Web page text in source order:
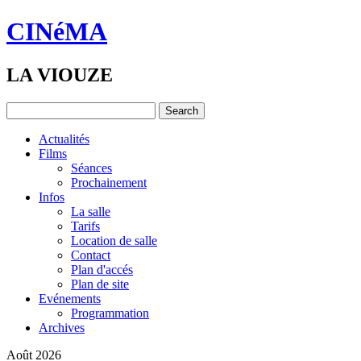
CINéMA
LA VIOUZE
Actualités
Films
Séances
Prochainement
Infos
La salle
Tarifs
Location de salle
Contact
Plan d'accés
Plan de site
Evénements
Programmation
Archives
Août 2026